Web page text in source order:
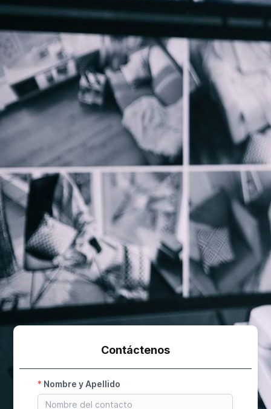
Contáctenos